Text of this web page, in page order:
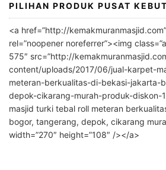
PILIHAN PRODUK PUSAT
<a href=”http://
rel=”noopener noreferrer”><img
575″ src=”http://
content/uploads/2017/06/jual-karpet-
meteran-berkualitas-di-bekasi-jakarta-
depok-cikarang-murah-produk-diskon-
masjid turki tebal roll meteran
bogor, tangerang, depok, cikarang
width=”270″ height=”108″ /></a>